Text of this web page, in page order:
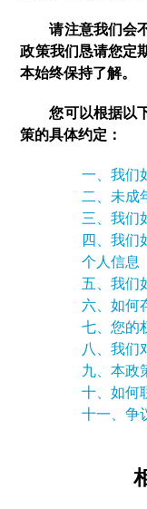
请注意我们会
政策我们恳请您定
本始终保持了解。
您可以根据以
策的具体约定：
一、我们
二、未成
三、我们
四、我们
个人信息
五、我们
六、如何
七、您的
八、我们
九、本政
十、如何
十一、争